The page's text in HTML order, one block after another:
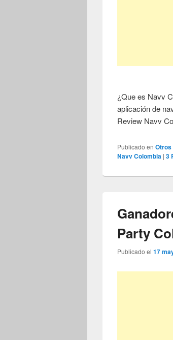
¿Que es Navv
aplicación de
Review Navv
Publicado en Otros
Navv Colombia |3
Party
Publicado el17